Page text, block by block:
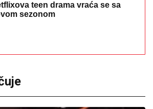
teen drama vraća se sa
sezonom